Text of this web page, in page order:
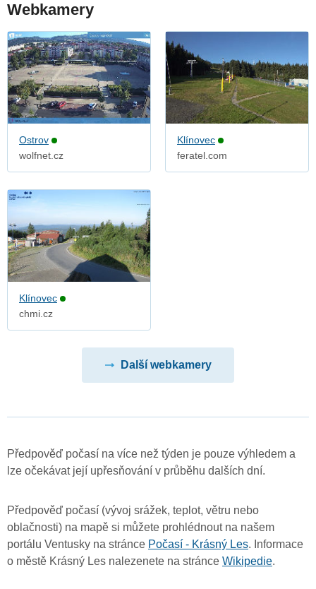
Webkamery
Ostrov
wolfnet.cz
Klínovec
feratel.com
Klínovec
chmi.cz
Další webkamery
Předpověď počasí na více než týden je pouze výhledem a
lze očekávat její upřesňování v průběhu dalších dní.
Předpověď počasí (vývoj srážek, teplot, větru nebo
oblačnosti) na mapě si můžete prohlédnout na našem
portálu Ventusky na stránce Počasí - Krásný Les. Informace
o městě Krásný Les nalezenete na stránce Wikipedie.